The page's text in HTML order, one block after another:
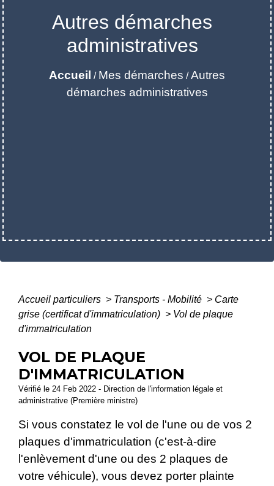
Autres démarches
administratives
Accueil / Mes démarches /Autres
démarches administratives
Accueil particuliers > Transports - Mobilité > Carte
grise (certificat d'immatriculation) > Vol de plaque
d'immatriculation
VOL DE PLAQUE
D'IMMATRICULATION
Vérifié le 24 Feb 2022 - Direction de l'information légale et
administrative (Première ministre)
Si vous constatez le vol de l'une ou de vos 2
plaques d'immatriculation (c'est-à-dire
l'enlèvement d'une ou des 2 plaques de
votre véhicule), vous devez porter plainte